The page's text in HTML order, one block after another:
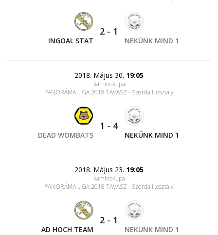
INGOAL STAT
2 - 1
NEKÜNK MIND 1
2018. Május 30. 19:05
kaminokupa
PANORÁMA LIGA 2018 TAVASZ - Szerda II.osztály
DEAD WOMBATS
1 - 4
NEKÜNK MIND 1
2018. Május 23. 19:05
kaminokupa
PANORÁMA LIGA 2018 TAVASZ - Szerda II.osztály
AD HOCH TEAM
2 - 1
NEKÜNK MIND 1